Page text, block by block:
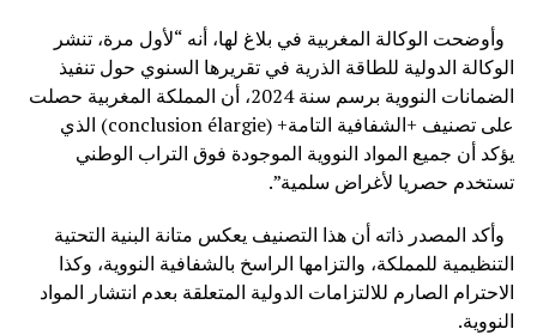
وأوضحت الوكالة المغربية في بلاغ لها، أنه “لأول مرة، تنشر
الوكالة الدولية للطاقة الذرية في تقريرها السنوي حول تنفيذ
الضمانات النووية برسم سنة 2024، أن المملكة المغربية حصلت
على تصنيف +الشفافية التامة+ (conclusion élargie) الذي
يؤكد أن جميع المواد النووية الموجودة فوق التراب الوطني
تستخدم حصريا لأغراض سلمية”.
وأكد المصدر ذاته أن هذا التصنيف يعكس متانة البنية التحتية
التنظيمية للمملكة، والتزامها الراسخ بالشفافية النووية، وكذا
الاحترام الصارم للالتزامات الدولية المتعلقة بعدم انتشار المواد
النووية.